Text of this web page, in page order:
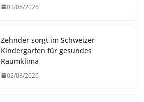
03/08/2026
Zehnder sorgt im Schweizer
Kindergarten für gesundes
Raumklima
02/08/2026